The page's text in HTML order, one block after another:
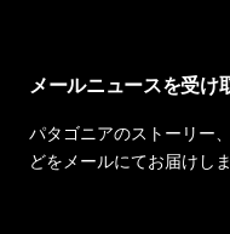
メールニュースを受け
パタゴニアのストーリー
どをメールにてお届けしま